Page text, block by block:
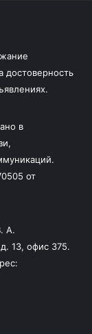
достоверность
в
от
А.
13, офис 375.